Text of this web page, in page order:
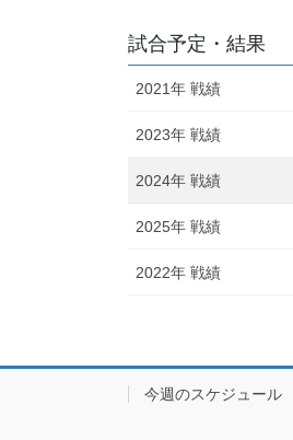
試合予定・結果
2021年 戦績
2023年 戦績
2024年 戦績
2025年 戦績
2022年 戦績
今週のスケジュール